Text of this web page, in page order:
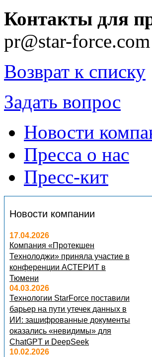
Контакты для
pr@star-force.com
Возврат к списку
Задать вопрос
Новости
Пресса о нас
Пресс-кит
Новости компании
17.04.2026
Компания «Протекшен
Технолоджи» приняла участие в
конференции АСТЕРИТ в
Тюмени
04.03.2026
Технологии StarForce поставили
барьер на пути утечек данных в
ИИ: зашифрованные документы
оказались «невидимы» для
ChatGPT и DeepSeek
10.02.2026